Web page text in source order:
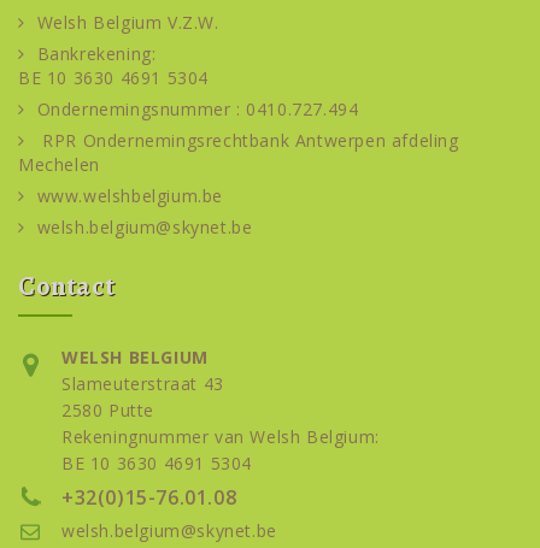
Welsh Belgium V.Z.W.
Bankrekening:
BE 10 3630 4691 5304
Ondernemingsnummer : 0410.727.494
RPR Ondernemingsrechtbank Antwerpen afdeling
Mechelen
www.welshbelgium.be
welsh.belgium@skynet.be
Contact
WELSH BELGIUM
Slameuterstraat 43
2580 Putte
Rekeningnummer van Welsh Belgium:
BE 10 3630 4691 5304
+32(0)15-76.01.08
welsh.belgium@skynet.be